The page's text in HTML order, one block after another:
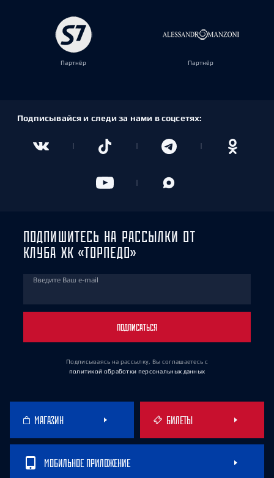
Партнёр Партнёр
Подписывайся и следи за нами в соцсетях:
ПОДПИШИТЕСЬ НА РАССЫЛКИ ОТ
КЛУБА ХК «ТОРПЕДО»
Введите Ваш e-mail
ПОДПИСАТЬСЯ
Подписываясь на рассылку, Вы соглашаетесь с
политикой обработки персональных данных
МАГАЗИН БИЛЕТЫ
МОБИЛЬНОЕ ПРИЛОЖЕНИЕ